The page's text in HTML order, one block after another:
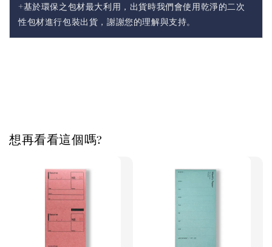
+基於環保之包材最大利用，出貨時我們會使用乾淨的二次
性包材進行包裝出貨，謝謝您的理解與支持。
想再看看這個嗎?